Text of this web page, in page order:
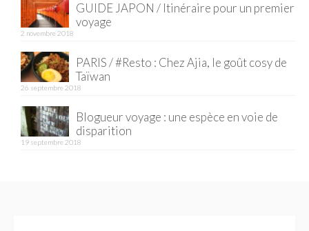
Savoie
Allemagne
Munich
GUIDE JAPON / Itinéraire pour un premier
voyage
2 novembre 2018
PARIS / #Resto : Chez Ajia, le goût cosy de
Taïwan
26 septembre 2018
Blogueur voyage : une espèce en voie de
disparition
19 septembre 2018